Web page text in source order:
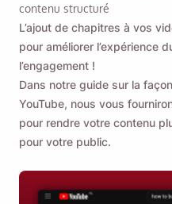
contenu structuré
L’ajout de chapitres à vos
pour améliorer l’expérience
l’engagement !
Dans notre guide sur la
YouTube, nous vous
pour rendre votre contenu
pour votre public.